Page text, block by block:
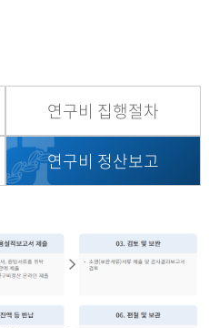
연구비 집행절차
연구비 정산보고